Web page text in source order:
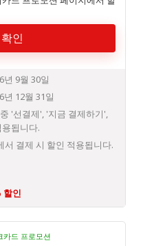
인
년 9월 30일
년 12월 31일
'선결제', '지금 결제하기',
됩니다.
결제 시 할인 적용됩니다.
할인
카드 프로모션